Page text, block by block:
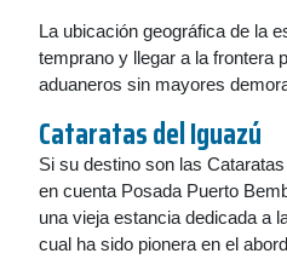
La ubicación geográfica de la
temprano y llegar a la frontera
aduaneros sin mayores
Cataratas del Iguazú
Si su destino son las
en cuenta Posada Puerto
una vieja estancia dedicada a
cual ha sido pionera en el